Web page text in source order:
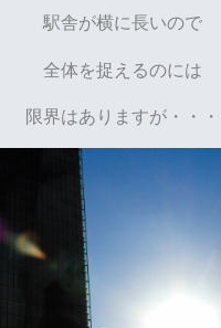
駅舎が横に長いので
全体を捉えるのには
限界はありますが・・・